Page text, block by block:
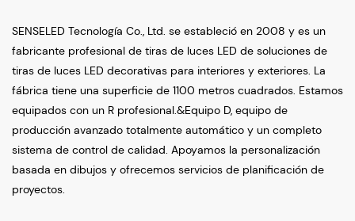
SENSELED Tecnología Co., Ltd. se estableció en 2008 y es un
fabricante profesional de tiras de luces LED de soluciones de
tiras de luces LED decorativas para interiores y exteriores. La
fábrica tiene una superficie de 1100 metros cuadrados. Estamos
equipados con un R profesional.&Equipo D, equipo de
producción avanzado totalmente automático y un completo
sistema de control de calidad. Apoyamos la personalización
basada en dibujos y ofrecemos servicios de planificación de
proyectos.